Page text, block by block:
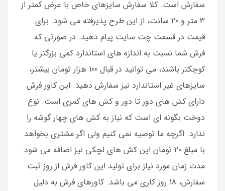
سفارش است. کلا سفارش سایزهای خاص با عرض کمتر از
۳ متر و ۲۰ سانت، از این طرح پذیرفته می شود. برای
قیمت در قسمت چت سایت پیام دهید. در صورتی که
فرش شما نسبت به اندازه های استاندارد کمی بزرگتر یا
کوچکتر باشند، می توانید در قبال 100 هزار تومان بیشتر،
سایزهای غیر استاندارد نیز سفارش دهید. این کاور فرش
دارای کش های دور تا دور و کش های کمری است. نوع
دوخت بگونه ای است که نیاز به کش های چهار گوشه را
ندارد. اگرچه ما توصیه نمی کنیم ولی اگر مشتری بخواهد
با مبلغ ۲۰ تومان این کش های لچکی نیز اضافه می شود.
مدت زمان مورد نیاز برای تولید این کاور فرش از روز ثبت
سفارش، 18 روز کاری می باشد. کاورهای فرش به دلیل